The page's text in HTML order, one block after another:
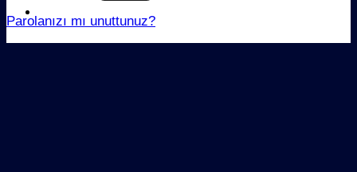
Parolanızı mı unuttunuz?